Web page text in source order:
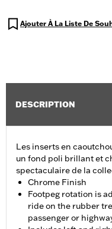
Ajouter À La Liste De
DESCRIPTION
Les inserts en
un fond poli brillant et
spectaculaire de la
Chrome Finish
Footpeg rotation is
ride on the rubber
passenger or